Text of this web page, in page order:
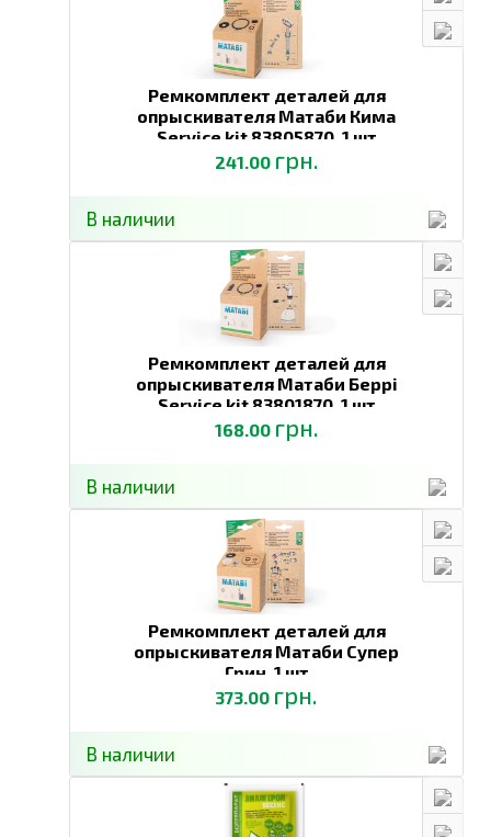
Ремкомплект деталей для
опрыскивателя Матаби Кима
Service kit 83805870, 1 шт
241.00 грн.
В наличии
Ремкомплект деталей для
опрыскивателя Матаби Беррі
Service kit 83801870, 1 шт
168.00 грн.
В наличии
Ремкомплект деталей для
опрыскивателя Матаби Супер
Грин, 1 шт
373.00 грн.
В наличии